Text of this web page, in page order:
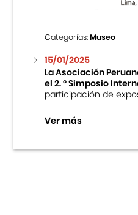
Categorías:Museo
15/01/2025
La Asociación
el 2. ° Simposio
participación de
Ver más